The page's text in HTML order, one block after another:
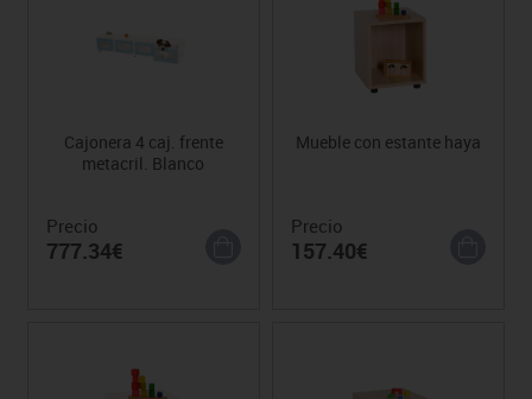
Cajonera 4 caj. frente
metacril. Blanco
Precio
777.34€
Mueble con estante haya
Precio
157.40€